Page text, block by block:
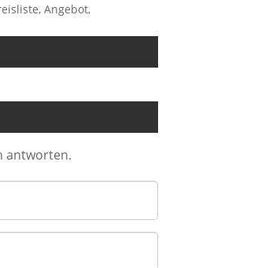
Angebot,
antworten.